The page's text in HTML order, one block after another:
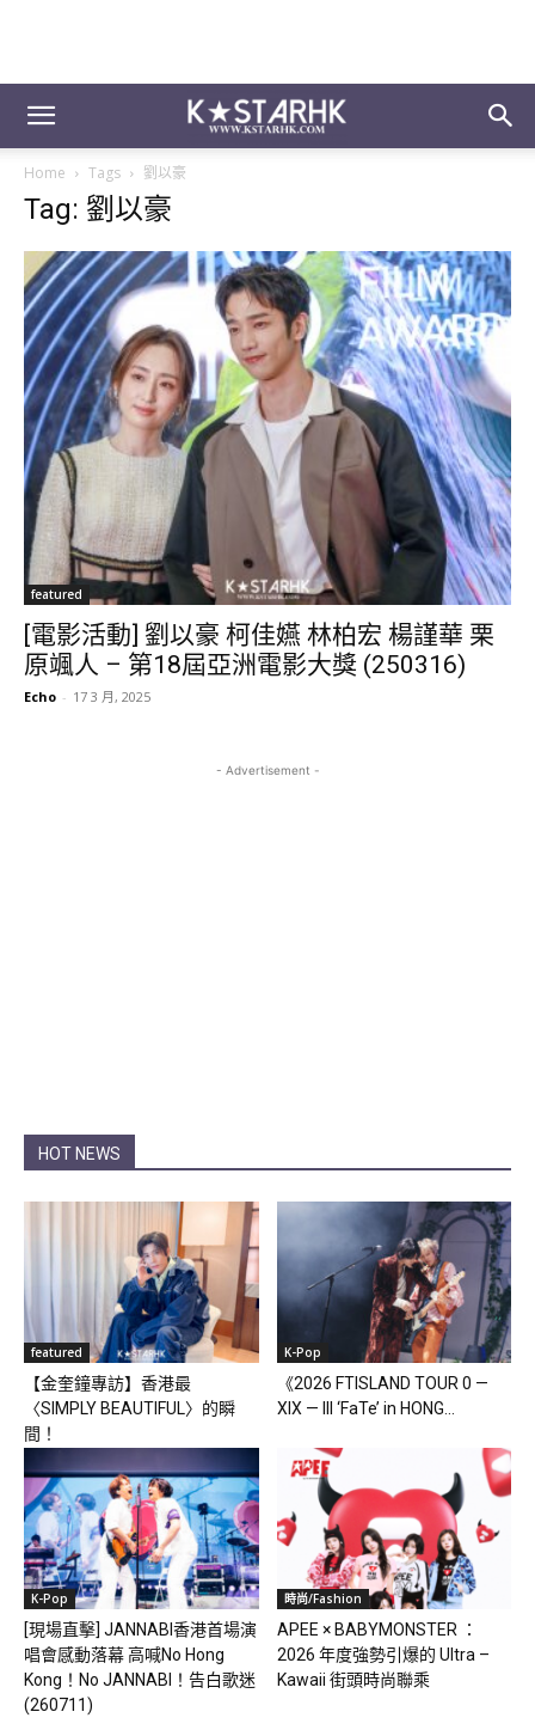
Home Tags 劉以豪
Tag: 劉以豪
featured
[電影活動] 劉以豪 柯佳嬿 林柏宏 楊謹華 栗
原颯人 – 第18屆亞洲電影大獎 (250316)
Echo - 17 3 月, 2025
- Advertisement -
HOT NEWS
featured
【金奎鐘專訪】香港最
〈SIMPLY BEAUTIFUL〉的瞬
間！
K-Pop
《2026 FTISLAND TOUR 0 —
XIX — III ‘FaTe’ in HONG...
K-Pop
[現場直擊] JANNABI香港首場演
唱會感動落幕 高喊No Hong
Kong！No JANNABI！告白歌迷
(260711)
時尚/Fashion
APEE × BABYMONSTER ：
2026 年度強勢引爆的 Ultra –
Kawaii 街頭時尚聯乘